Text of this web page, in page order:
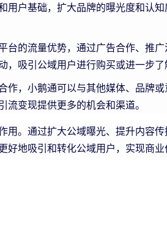
户基础，扩大品牌的曝光度和认
台的流量优势，通过广告合作、推
吸引公域用户进行购买或进一步
作，小鹅通可以与其他媒体、品牌
变现提供更多的机会和渠道。
用。通过扩大公域曝光、提升内容
好地吸引和转化公域用户，实现商